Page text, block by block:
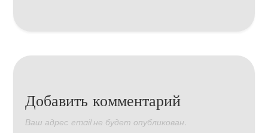
Добавить комментарий
Ваш адрес email не будет опубликован.